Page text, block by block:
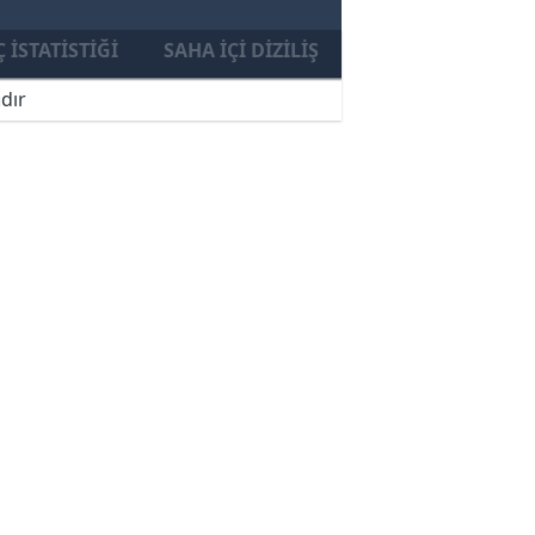
İSTATISTIĞI
SAHA İÇI DIZILIŞ